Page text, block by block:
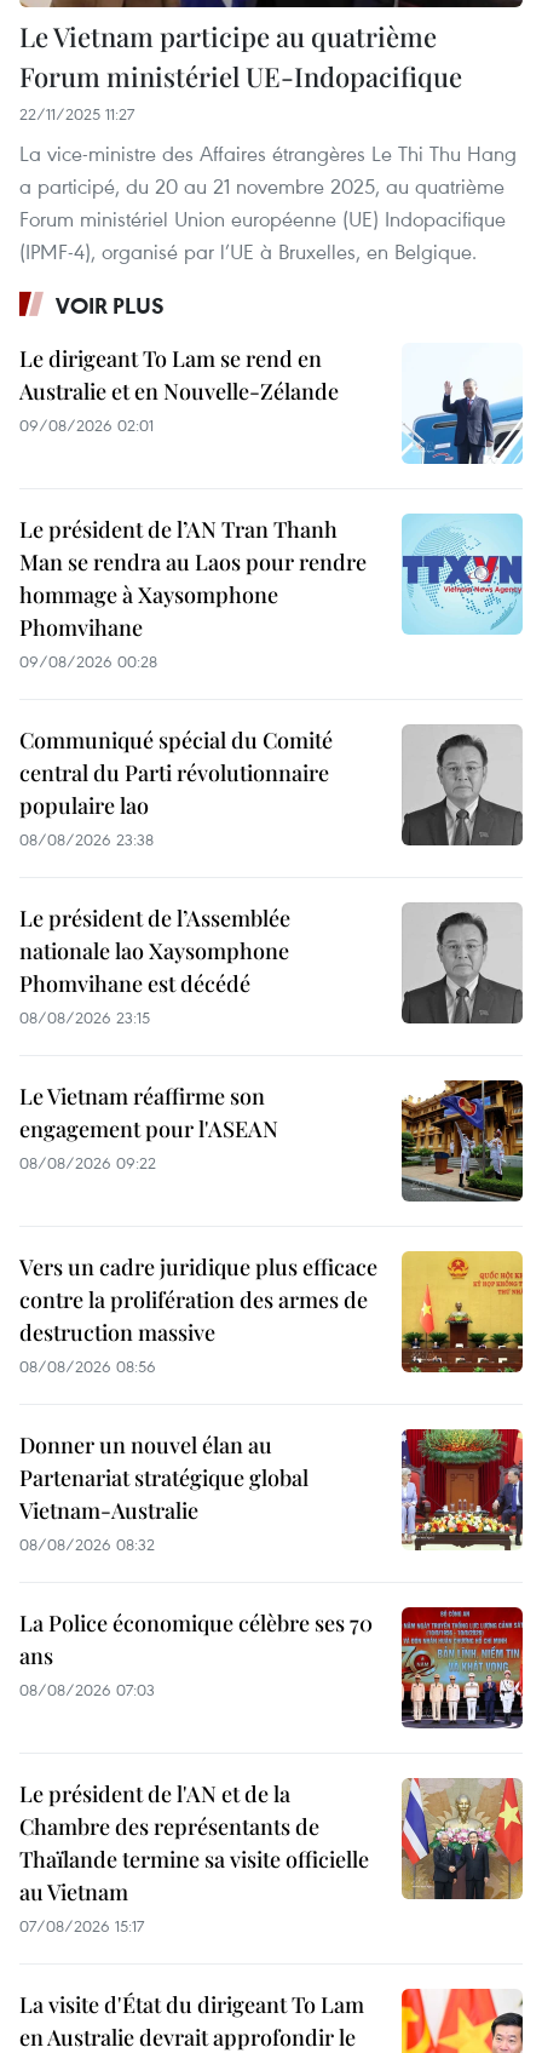
Le Vietnam participe au quatrième
Forum ministériel UE-Indopacifique
22/11/2025 11:27
La vice-ministre des Affaires étrangères Le Thi Thu Hang
a participé, du 20 au 21 novembre 2025, au quatrième
Forum ministériel Union européenne (UE) Indopacifique
(IPMF-4), organisé par l’UE à Bruxelles, en Belgique.
VOIR PLUS
Le dirigeant To Lam se rend en
Australie et en Nouvelle-Zélande
09/08/2026 02:01
Le président de l’AN Tran Thanh
Man se rendra au Laos pour rendre
hommage à Xaysomphone
Phomvihane
09/08/2026 00:28
Communiqué spécial du Comité
central du Parti révolutionnaire
populaire lao
08/08/2026 23:38
Le président de l’Assemblée
nationale lao Xaysomphone
Phomvihane est décédé
08/08/2026 23:15
Le Vietnam réaffirme son
engagement pour l'ASEAN
08/08/2026 09:22
Vers un cadre juridique plus efficace
contre la prolifération des armes de
destruction massive
08/08/2026 08:56
Donner un nouvel élan au
Partenariat stratégique global
Vietnam-Australie
08/08/2026 08:32
La Police économique célèbre ses 70
ans
08/08/2026 07:03
Le président de l'AN et de la
Chambre des représentants de
Thaïlande termine sa visite officielle
au Vietnam
07/08/2026 15:17
La visite d'État du dirigeant To Lam
en Australie devrait approfondir le